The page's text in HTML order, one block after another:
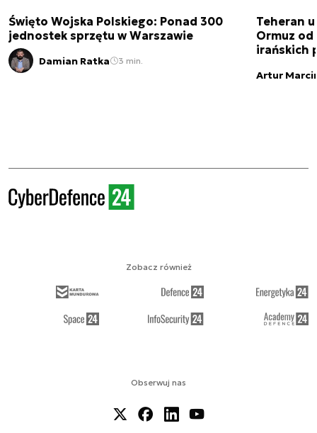
Święto Wojska Polskiego: Ponad 300
jednostek sprzętu w Warszawie
Damian Ratka 3 min.
Teheran
Ormuz
irańskich
Artur
Obserwuj nas
Zobacz również